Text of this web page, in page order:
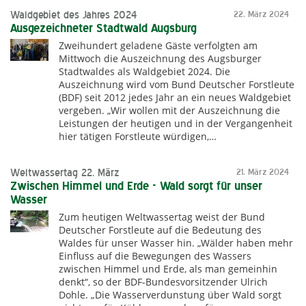
22. März 2024
Waldgebiet des Jahres 2024
Ausgezeichneter Stadtwald Augsburg
Zweihundert geladene Gäste verfolgten am
Mittwoch die Auszeichnung des Augsburger
Stadtwaldes als Waldgebiet 2024. Die
Auszeichnung wird vom Bund Deutscher Forstleute
(BDF) seit 2012 jedes Jahr an ein neues Waldgebiet
vergeben. „Wir wollen mit der Auszeichnung die
Leistungen der heutigen und in der Vergangenheit
hier tätigen Forstleute würdigen,…
21. März 2024
Weltwassertag 22. März
Zwischen Himmel und Erde - Wald sorgt für unser
Wasser
Zum heutigen Weltwassertag weist der Bund
Deutscher Forstleute auf die Bedeutung des
Waldes für unser Wasser hin. „Wälder haben mehr
Einfluss auf die Bewegungen des Wassers
zwischen Himmel und Erde, als man gemeinhin
denkt“, so der BDF-Bundesvorsitzender Ulrich
Dohle. „Die Wasserverdunstung über Wald sorgt